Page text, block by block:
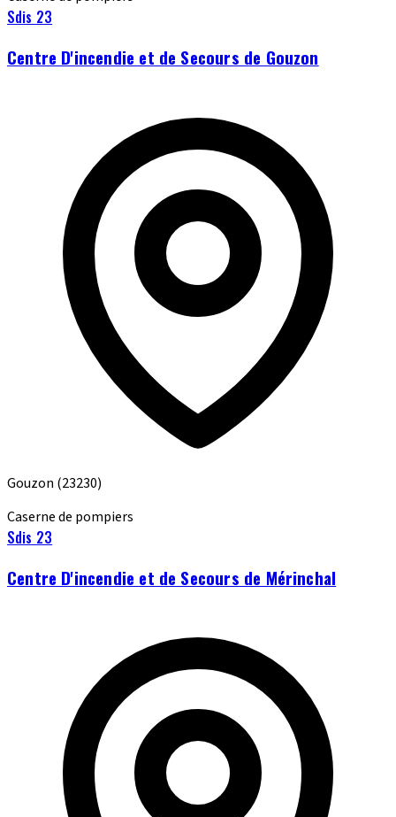
Sdis 23
Centre D'incendie et de Secours de Gouzon
Gouzon (23230)
Caserne de pompiers
Sdis 23
Centre D'incendie et de Secours de Mérinchal